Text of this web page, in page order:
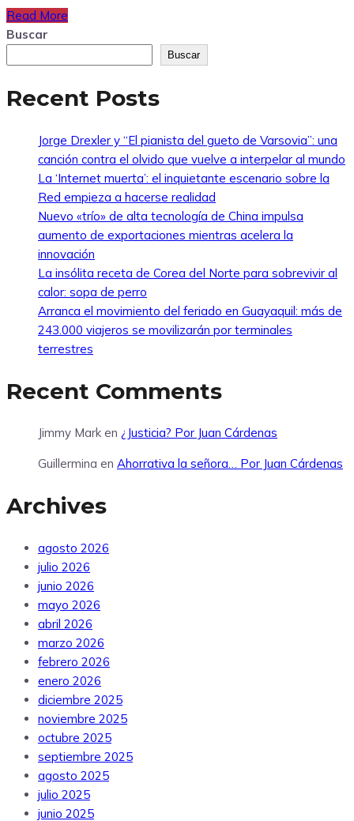
Read More
Buscar
Buscar
Recent Posts
Jorge Drexler y “El pianista del gueto de Varsovia”: una
canción contra el olvido que vuelve a interpelar al mundo
La ‘Internet muerta’: el inquietante escenario sobre la
Red empieza a hacerse realidad
Nuevo «trío» de alta tecnología de China impulsa
aumento de exportaciones mientras acelera la
innovación
La insólita receta de Corea del Norte para sobrevivir al
calor: sopa de perro
Arranca el movimiento del feriado en Guayaquil: más de
243.000 viajeros se movilizarán por terminales
terrestres
Recent Comments
Jimmy Mark en ¿Justicia? Por Juan Cárdenas
Guillermina en Ahorrativa la señora… Por Juan Cárdenas
Archives
agosto 2026
julio 2026
junio 2026
mayo 2026
abril 2026
marzo 2026
febrero 2026
enero 2026
diciembre 2025
noviembre 2025
octubre 2025
septiembre 2025
agosto 2025
julio 2025
junio 2025